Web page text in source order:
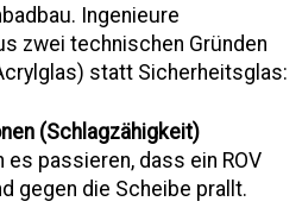
Ingenieure
zwei technischen Gründen
statt Sicherheitsglas:
(Schlagzähigkeit)
passieren, dass ein ROV
gegen die Scheibe prallt.